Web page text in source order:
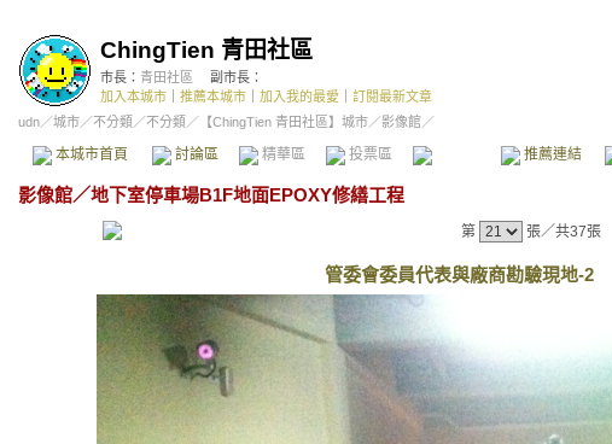
ChingTien 青田社區
市長： 青田社區
副市長：
加入本城市
推薦本城市 加入我的最愛
訂閱最新文章
udn／城市／不分類 ／不分類 ／ 【ChingTien 青田社區】城市／影像館／
本城市首頁 討論區 精華區 投票區 影像館 推薦連結
影像館／地下室停車場B1F地面EPOXY修繕工程
第
張／共37張
管委會委員代表與廠商勘驗現地-2